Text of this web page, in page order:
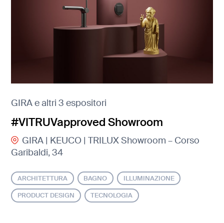
GIRA e altri 3 espositori
#VITRUVapproved Showroom
GIRA | KEUCO | TRILUX Showroom – Corso
Garibaldi, 34
ARCHITETTURA BAGNO ILLUMINAZIONE
PRODUCT DESIGN TECNOLOGIA